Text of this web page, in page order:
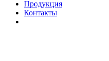
Продукция
Контакты